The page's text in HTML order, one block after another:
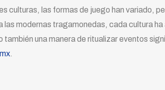
culturas, las formas de juego han variado,
modernas tragamonedas, cada cultura
una manera de ritualizar eventos
.